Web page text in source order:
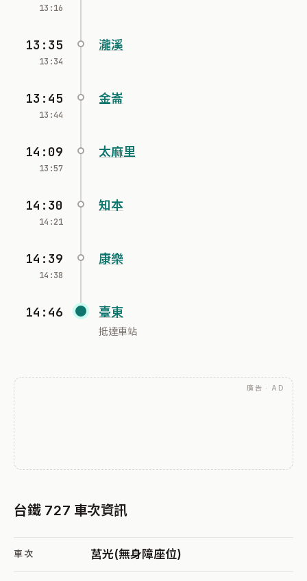
13:16
13:35
13:34
瀧溪
13:45
13:44
金崙
14:09
13:57
太麻里
14:30
14:21
知本
14:39
14:38
康樂
14:46 臺東
抵達車站
廣告 · AD
台鐵 727 車次資訊
車次 莒光(無身障座位)